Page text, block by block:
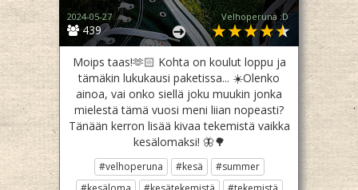
439
2024-05-27 Velhoperuna :D
Moips taas!🫶🏻 Kohta on koulut loppu ja
tämäkin lukukausi paketissa... ☀️Olenko
ainoa, vai onko siellä joku muukin jonka
mielestä tämä vuosi meni liian nopeasti?
Tänään kerron lisää kivaa tekemistä vaikka
kesälomaksi! 🦋🌳
#velhoperuna #kesä
#summer